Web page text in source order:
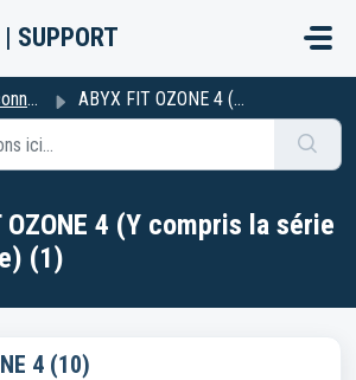
SUPPORT
ABYX FIT OZONE 4 (Y compris la série One Piece)
OZONE 4 (Y compris la série
(1)
4 (10)